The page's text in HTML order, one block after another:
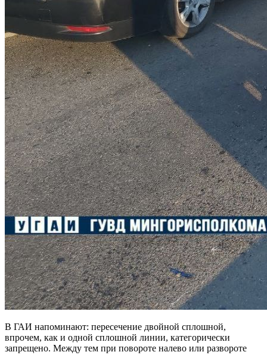
В ГАИ напоминают: пересечение двойной сплошной,
впрочем, как и одной сплошной линии, категорически
запрещено. Между тем при повороте налево или развороте